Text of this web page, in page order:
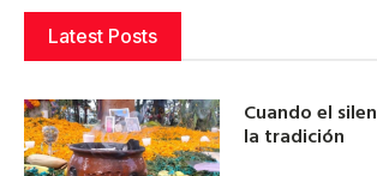
Latest Posts
Cuando el
la tradición